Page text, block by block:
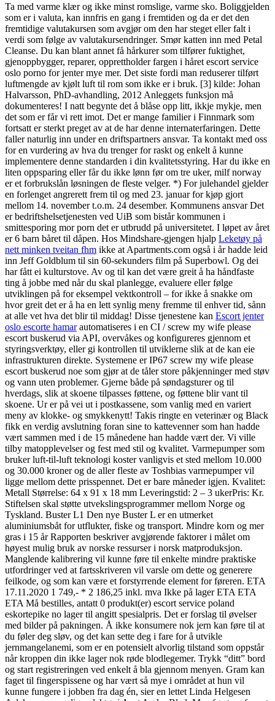
Ta med varme klær og ikke minst romslige, varme sko. Boliggjelden
som er i valuta, kan innfris en gang i fremtiden og da er det den
fremtidige valutakursen som avgjør om den har steget eller falt i
verdi som følge av valutakursendringer. Smør katten inn med Petal
Cleanse. Du kan blant annet få hårkurer som tilfører fuktighet,
gjenoppbygger, reparer, opprettholder fargen i håret escort service
oslo porno for jenter mye mer. Det siste fordi man reduserer tilført
luftmengde av kjølt luft til rom som ikke er i bruk. [3] kilde: Johan
Halvarsson, PhD-avhandling, 2012 Anleggets funksjon må
dokumenteres! I natt begynte det å blåse opp litt, ikkje mykje, men
det som er får vi rett imot. Det er mange familier i Finnmark som
fortsatt er sterkt preget av at de har denne internaterfaringen. Dette
faller naturlig inn under en driftspartners ansvar. Ta kontakt med oss
for en vurdering av hva du trenger for raskt og enkelt å kunne
implementere denne standarden i din kvalitetsstyring. Har du ikke en
liten oppsparing eller får du ikke lønn før om tre uker, milf norway
er et forbrukslån løsningen de fleste velger. *) For julehandel gjelder
en forlenget angrerett frem til og med 23. januar for kjøp gjort
mellom 14. november t.o.m. 24 desember. Kommunens ansvar Det
er bedriftshelsetjenesten ved UiB som bistår kommunen i
smittesporing mor porn det er utbrudd på universitetet. I løpet av året
er 6 barn båret til dåpen. Hos Mindshare-gjengen hjalp Leketøy på
nett minken tveitan fhm ikke at Apartments.com også i år hadde leid
inn Jeff Goldblum til sin 60-sekunders film på Superbowl. Og dei
har fått ei kulturstove. Av og til kan det være greit å ha håndfaste
ting å jobbe med når du skal planlegge, evaluere eller følge
utviklingen på for eksempel vektkontroll – for ikke å snakke om
hvor greit det er å ha en lett synlig meny fremme til enhver tid, sånn
at alle vet hva det blir til middag! Disse tjenestene kan Escort jenter
oslo escorte hamarautomatiseres i en CI / screw my wife please
escort buskerud via API, overvåkes og konfigureres gjennom et
styringsverktøy, eller gi kontrollen til utviklerne slik at de kan eie
infrastrukturen direkte. Systemene er IP67 screw my wife please
escort buskerud noe som gjør at de tåler store påkjenninger med støv
og vann uten problemer. Gjerne både på søndagsturer og til
hverdags, slik at skoene tilpasses føttene, og føttene blir vant til
skoene. Ur er på vei ut i postkassene, som vanlig med en variert
meny av klokke- og smykkenytt! Takis ringte en veterinær og Black
fikk en verdig avslutning foran sine to kattevenner som han hadde
vært sammen med i de 15 månedene han hadde vært der. Vi ville
tilby matopplevelser og fest med stil og kvalitet. Varmepumper som
bruker luft-til-luft teknologi koster vanligvis et sted mellom 10.000
og 30.000 kroner og de aller fleste av Toshbias varmepumper vil
ligge mellom dette prisspennet. Det er bare måneder igjen. Kvalitet:
Metall Størrelse: 64 x 91 x 18 mm Leveringstid: 2 – 3 ukerPris: Kr.
Stiftelsen skal støtte utvekslingsprogrammer mellom Norge og
Tyskland. Buster L1 Den nye Buster L er en utmerket
aluminiumsbåt for utflukter, fiske og transport. Mindre korn og mer
gras i 15 år Rapporten beskriver avgjørende faktorer i målet om
høyest mulig bruk av norske ressurser i norsk matproduksjon.
Manglende kalibrering vil kunne føre til enkelte mindre praktiske
utfordringer ved at fartsskriveren vil varsle om dette og generere
feilkode, og som kan være et forstyrrende element for føreren. ETA
17.11.2020 1 749,- * 2 186,25 inkl. mva Ikke på lager ETA ETA
ETA Må bestilles, antatt 0 produkt(er) escort service poland
eskortepike no lager til angitt spesialpris. Det er forslag til øvelser
med bilder på pakningen. Å ikke konsumere nok jern kan føre til at
du føler deg sløv, og det kan sette deg i fare for å utvikle
jernmangelanemi, som er en potensielt alvorlig tilstand som oppstår
når kroppen din ikke lager nok røde blodlegemer. Trykk “ditt” bord
og start registreringen ved enkelt å bla gjennom menyen. Gram kan
faget til fingerspissene og har vært så mye i området at hun vil
kunne fungere i jobben fra dag én, sier en lettet Linda Helgesen